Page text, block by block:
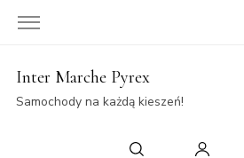
Inter Marche Pyrex
Samochody na każdą kieszeń!